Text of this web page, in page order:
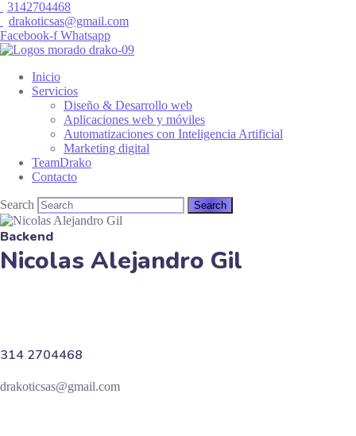
3142704468
drakoticsas@gmail.com
Facebook-f Whatsapp
Inicio
Servicios
Diseño & Desarrollo web
Aplicaciones web y móviles
Automatizaciones con Inteligencia Artificial
Marketing digital
TeamDrako
Contacto
Search
Backend
Nicolas Alejandro Gil
314 2704468
drakoticsas@gmail.com